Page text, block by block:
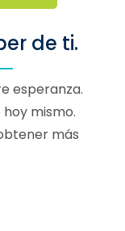
de ti.
esperanza.
mismo.
más